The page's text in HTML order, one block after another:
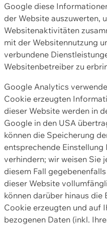
Google diese
der Website auszuwerten,
Websitenaktivitäten
mit der Websitennutzung
verbundene
Websitenbetreiber zu
Google Analytics
Cookie erzeugten
dieser Website werden in
Google in den USA
können die Speicherung
entsprechende
verhindern; wir weisen Sie
diesem Fall
dieser Website
können darüber hinaus die
Cookie erzeugten und auf
bezogenen Daten (inkl.